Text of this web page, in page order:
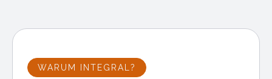
WARUM INTEGRAL?